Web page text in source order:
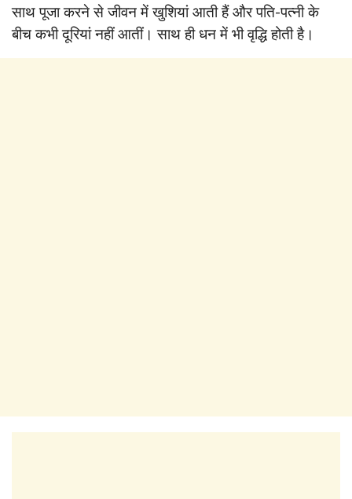
साथ पूजा करने से जीवन में खुशियां आती हैं और पति-पत्नी के
बीच कभी दूरियां नहीं आतीं। साथ ही धन में भी वृद्धि होती है।